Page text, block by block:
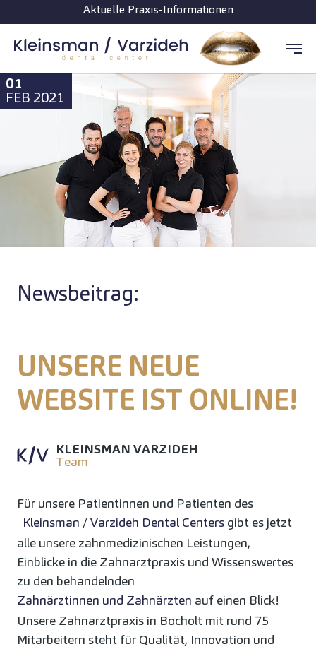
Zum Hauptinhalt springen
Aktuelle Praxis-Informationen
01
FEB 2021
Newsbeitrag:
UNSERE NEUE
WEBSITE IST ONLINE!
KLEINSMAN VARZIDEH
Team
Für unsere Patientinnen und Patienten des
Kleinsman / Varzideh Dental Centers gibt es jetzt
alle unsere zahnmedizinischen Leistungen,
Einblicke in die Zahnarztpraxis und Wissenswertes
zu den behandelnden
Zahnärztinnen und Zahnärzten auf einen Blick!
Unsere Zahnarztpraxis in Bocholt mit rund 75
Mitarbeitern steht für Qualität, Innovation und